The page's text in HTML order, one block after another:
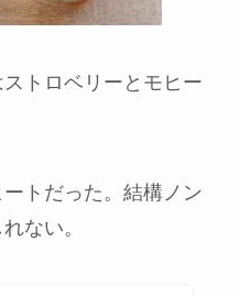
トロベリーとモヒー
トだった。結構ノン
ない。